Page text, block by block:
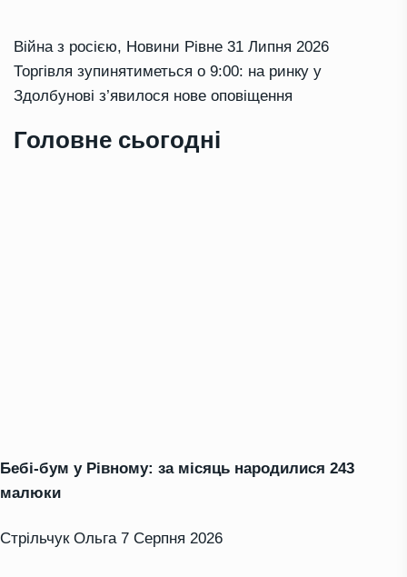
Війна з росією, Новини Рівне 31 Липня 2026
Торгівля зупинятиметься о 9:00: на ринку у
Здолбунові з’явилося нове оповіщення
Головне сьогодні
Бебі-бум у Рівному: за місяць народилися 243
малюки
Стрільчук Ольга 7 Серпня 2026